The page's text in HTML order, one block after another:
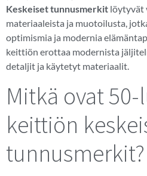
Keskeiset tunnusmerkit löytyvät
materiaaleista ja muotoilusta,
optimismia ja modernia
keittiön erottaa modernista
detaljit ja käytetyt materiaalit.
Mitkä ovat
keittiön
tunnusmerkit?